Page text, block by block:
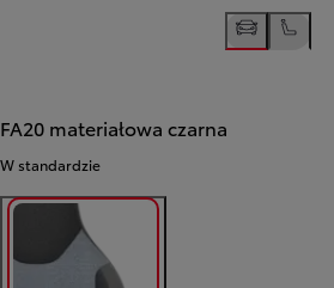
FA20 materiałowa czarna
W standardzie